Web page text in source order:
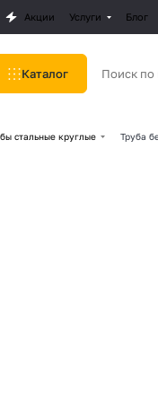
Акции Услуги Блог
Каталог
стальные круглые Труба